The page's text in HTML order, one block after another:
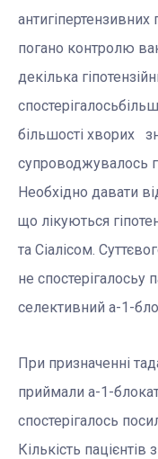
антигіпертензивних
погано контролю
декілька
більшості хворих
супроводжувалось
Необхідно давати
що лікуються
та Сіалісом.
не спостерігалосьу
селективний a-1-
При призначенні
приймали a-1-
спостерігалось
Кількість пацієнтів